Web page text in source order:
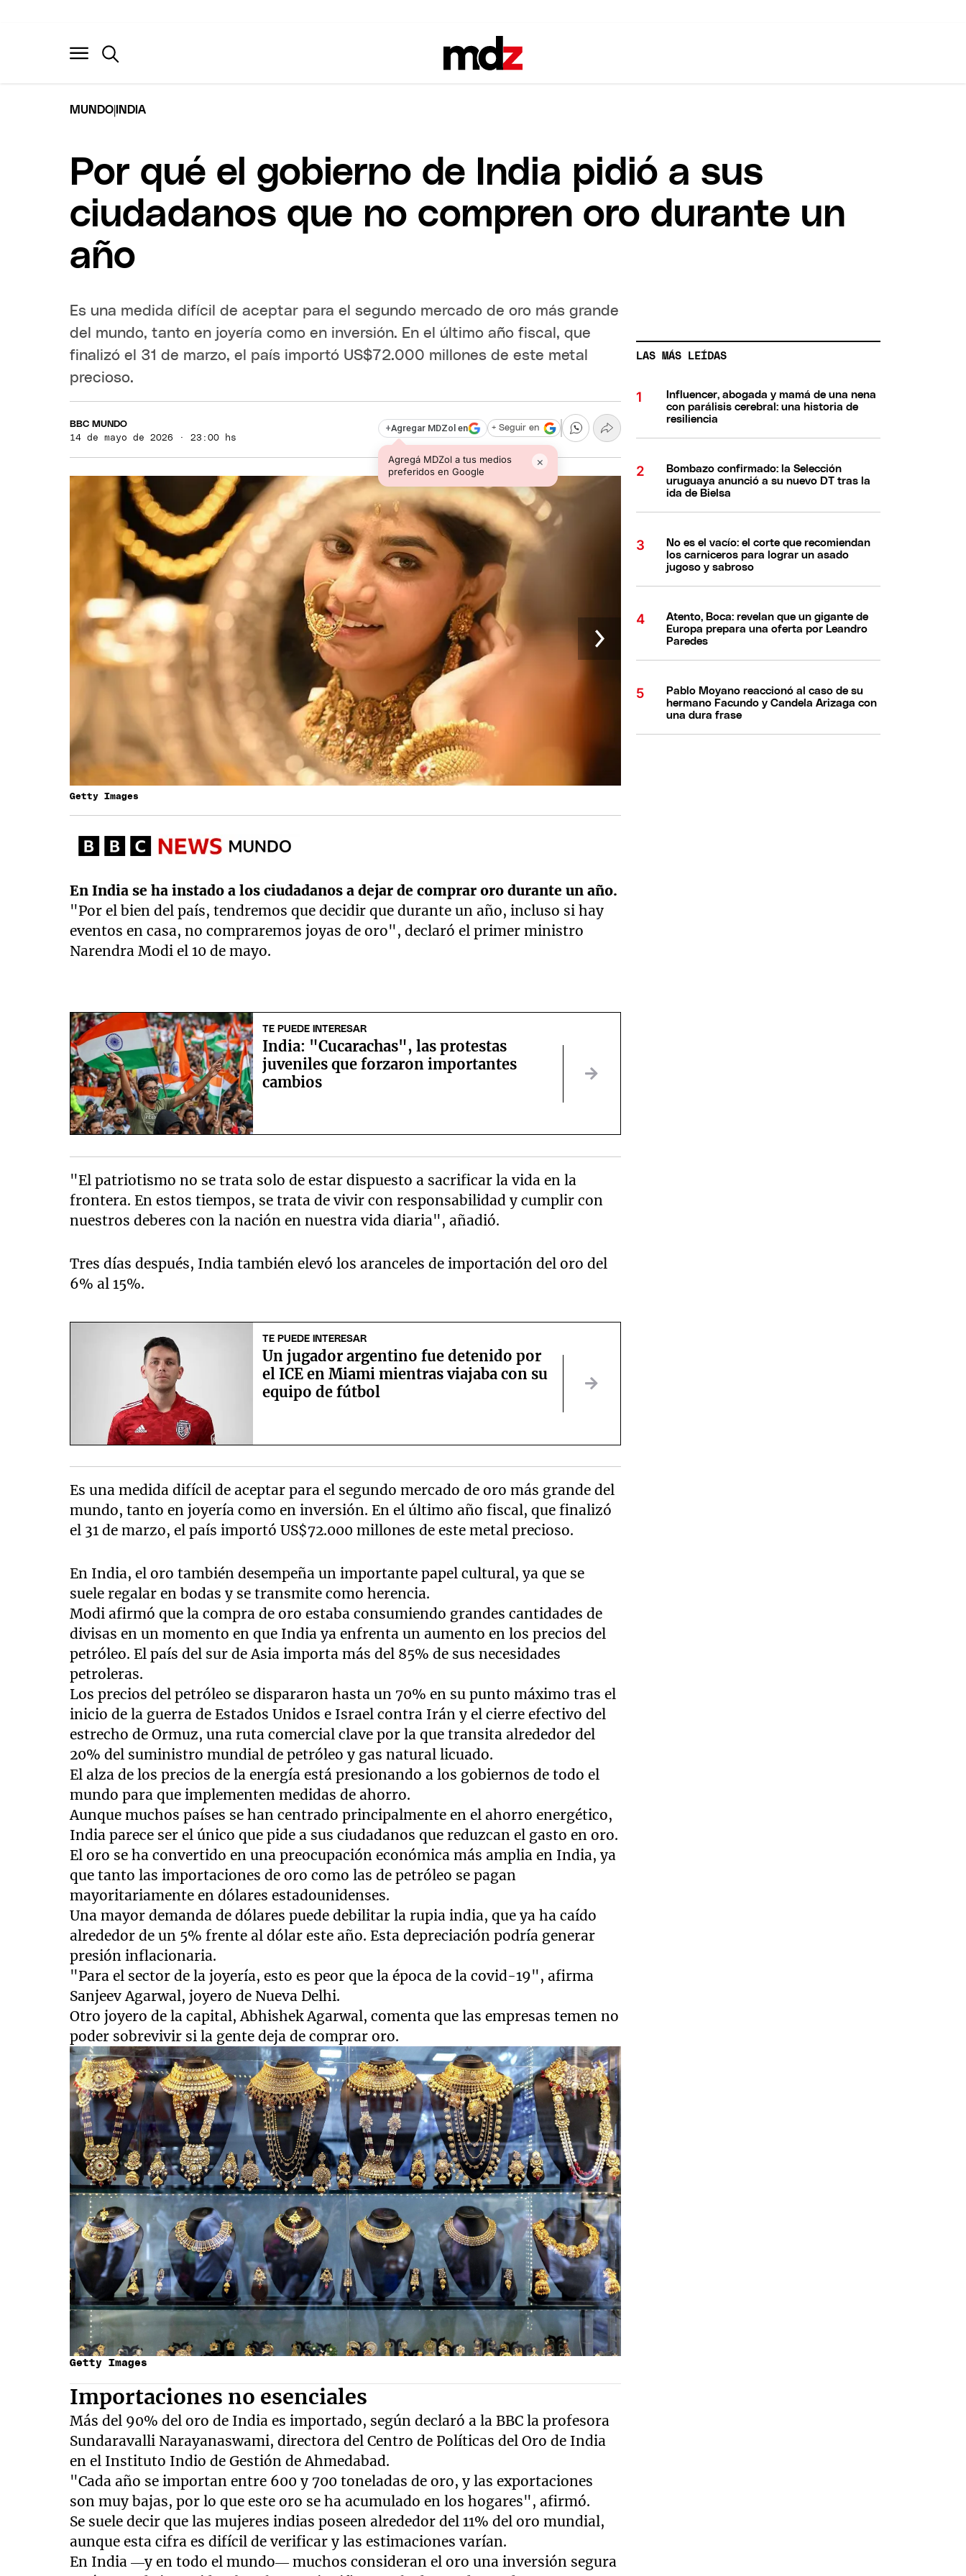
MUNDO INDIA
Por qué el gobierno de India pidió a sus
ciudadanos que no compren oro durante un
año
Es una medida difícil de aceptar para el segundo mercado de oro más grande
del mundo, tanto en joyería como en inversión. En el último año fiscal, que
finalizó el 31 de marzo, el país importó US$72.000 millones de este metal
precioso.
BBC MUNDO
14 de mayo de 2026 · 23:00 hs
+Agregar MDZol en
Agregá MDZol a tus medios
preferidos en Google
×
+ Seguir en
Getty Images
En India se ha instado a los ciudadanos a dejar de comprar oro durante un año.
"Por el bien del país, tendremos que decidir que durante un año, incluso si hay
eventos en casa, no compraremos joyas de oro", declaró el primer ministro
Narendra Modi el 10 de mayo.
TE PUEDE INTERESAR
India: "Cucarachas", las protestas
juveniles que forzaron importantes
cambios
"El patriotismo no se trata solo de estar dispuesto a sacrificar la vida en la
frontera. En estos tiempos, se trata de vivir con responsabilidad y cumplir con
nuestros deberes con la nación en nuestra vida diaria", añadió.
Tres días después, India también elevó los aranceles de importación del oro del
6% al 15%.
TE PUEDE INTERESAR
Un jugador argentino fue detenido por
el ICE en Miami mientras viajaba con su
equipo de fútbol
Es una medida difícil de aceptar para el segundo mercado de oro más grande del
mundo, tanto en joyería como en inversión. En el último año fiscal, que finalizó
el 31 de marzo, el país importó US$72.000 millones de este metal precioso.
En India, el oro también desempeña un importante papel cultural, ya que se
suele regalar en bodas y se transmite como herencia.
Modi afirmó que la compra de oro estaba consumiendo grandes cantidades de
divisas en un momento en que India ya enfrenta un aumento en los precios del
petróleo. El país del sur de Asia importa más del 85% de sus necesidades
petroleras.
Los precios del petróleo se dispararon hasta un 70% en su punto máximo tras el
inicio de la guerra de Estados Unidos e Israel contra Irán y el cierre efectivo del
estrecho de Ormuz, una ruta comercial clave por la que transita alrededor del
20% del suministro mundial de petróleo y gas natural licuado.
El alza de los precios de la energía está presionando a los gobiernos de todo el
mundo para que implementen medidas de ahorro.
Aunque muchos países se han centrado principalmente en el ahorro energético,
India parece ser el único que pide a sus ciudadanos que reduzcan el gasto en oro.
El oro se ha convertido en una preocupación económica más amplia en India, ya
que tanto las importaciones de oro como las de petróleo se pagan
mayoritariamente en dólares estadounidenses.
Una mayor demanda de dólares puede debilitar la rupia india, que ya ha caído
alrededor de un 5% frente al dólar este año. Esta depreciación podría generar
presión inflacionaria.
"Para el sector de la joyería, esto es peor que la época de la covid-19", afirma
Sanjeev Agarwal, joyero de Nueva Delhi.
Otro joyero de la capital, Abhishek Agarwal, comenta que las empresas temen no
poder sobrevivir si la gente deja de comprar oro.
Getty Images
Importaciones no esenciales
Más del 90% del oro de India es importado, según declaró a la BBC la profesora
Sundaravalli Narayanaswami, directora del Centro de Políticas del Oro de India
en el Instituto Indio de Gestión de Ahmedabad.
"Cada año se importan entre 600 y 700 toneladas de oro, y las exportaciones
son muy bajas, por lo que este oro se ha acumulado en los hogares", afirmó.
Se suele decir que las mujeres indias poseen alrededor del 11% del oro mundial,
aunque esta cifra es difícil de verificar y las estimaciones varían.
En India —y en todo el mundo— muchos consideran el oro una inversión segura
LAS MÁS LEÍDAS
Influencer, abogada y mamá de una nena
con parálisis cerebral: una historia de
resiliencia
Bombazo confirmado: la Selección
uruguaya anunció a su nuevo DT tras la
ida de Bielsa
No es el vacío: el corte que recomiendan
los carniceros para lograr un asado
jugoso y sabroso
Atento, Boca: revelan que un gigante de
Europa prepara una oferta por Leandro
Paredes
Pablo Moyano reaccionó al caso de su
hermano Facundo y Candela Arizaga con
una dura frase